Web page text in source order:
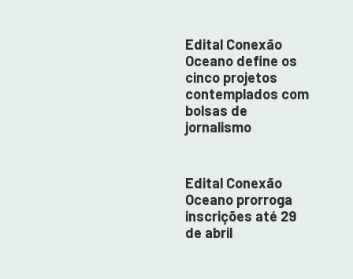
Edital Conexão
Oceano define os
cinco projetos
contemplados com
bolsas de
jornalismo
Edital Conexão
Oceano prorroga
inscrições até 29
de abril